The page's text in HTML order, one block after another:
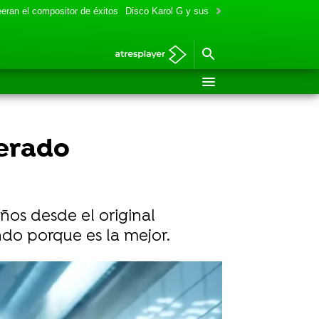
el compositor de éxitos Disco Karol G y sus colaboraciones
desde el original
porque es la mejor.
Reuters